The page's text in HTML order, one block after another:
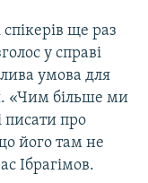
ще раз
у справі
умова для
«Чим більше ми
писати про
його там не
Ібрагімов.